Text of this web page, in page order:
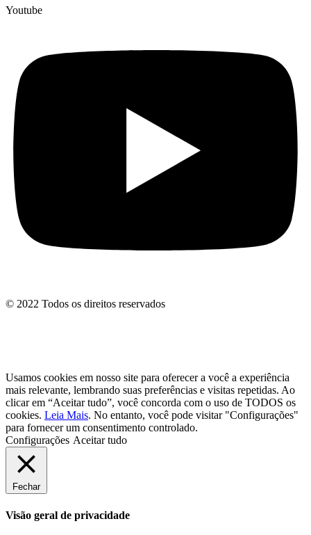
Youtube
© 2022 Todos os direitos reservados
Usamos cookies em nosso site para oferecer a você a experiência
mais relevante, lembrando suas preferências e visitas repetidas. Ao
clicar em “Aceitar tudo”, você concorda com o uso de TODOS os
cookies. Leia Mais. No entanto, você pode visitar "Configurações"
para fornecer um consentimento controlado.
Configurações Aceitar tudo
Fechar
Visão geral de privacidade